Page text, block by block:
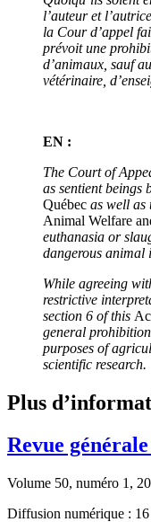
l’auteur et
la Cour d’appel
prévoit une
d’animaux, sauf
vétérinaire,
EN :
The Court of
as sentient beings
Québec as well as
Animal Welfare
euthanasia or
dangerous animal
While agreeing
restrictive
section 6 of this
general
purposes of
scientific research.
Plus
Revue
Volume 50, numéro 1,
Diffusion numérique :